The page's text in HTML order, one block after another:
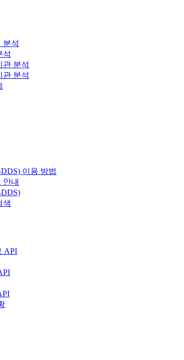
분석
석
관 분석
관 분석
이용 방법
안내
색
API